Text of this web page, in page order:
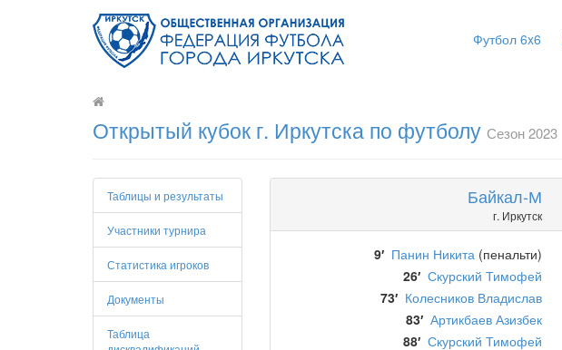
Футбол 6x6
Открытый кубок г. Иркутска по футболу Сезон 2023
Таблицы и результаты
Участники турнира
Статистика игроков
Документы
Таблица
Байкал-М
г. Иркутск
9′ Панин Никита (пенальти)
26′ Скурский Тимофей
73′ Колесников Владислав
83′ Артикбаев Азизбек
88′ Скурский Тимофей